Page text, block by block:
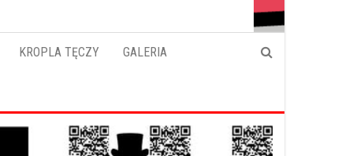
KROPLA TĘCZY GALERIA